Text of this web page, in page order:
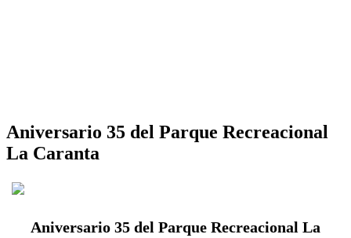
Aniversario 35 del Parque Recreacional
La Caranta
Aniversario 35 del Parque Recreacional La